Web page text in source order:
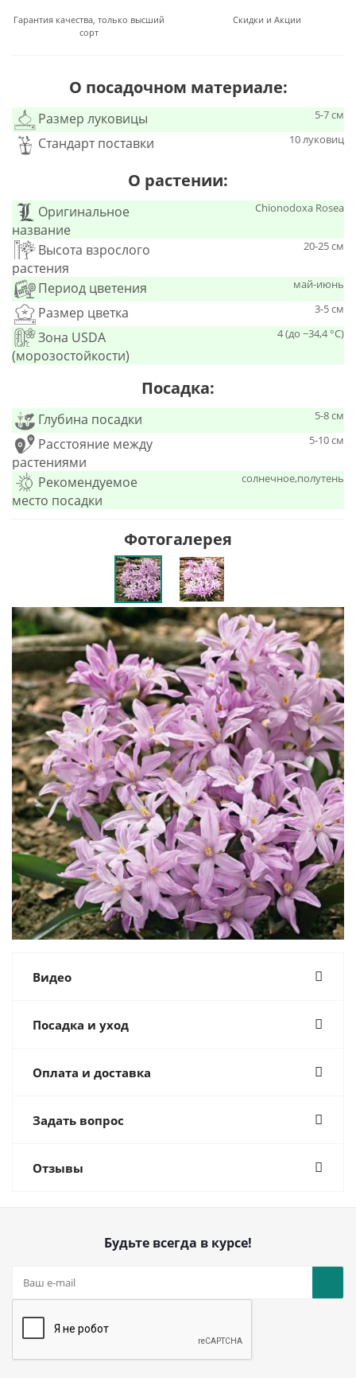
Гарантия качества, только высший
сорт
Скидки и Акции
О посадочном материале:
Размер луковицы 5-7 см
Стандарт поставки 10 луковиц
О растении:
Оригинальное
название
Chionodoxa Rosea
Высота взрослого
растения
20-25 см
Период цветения май-июнь
Размер цветка 3-5 см
Зона USDA
(морозостойкости)
4 (до −34,4 °C)
Посадка:
Глубина посадки 5-8 см
Расстояние между
растениями
5-10 см
Рекомендуемое
место посадки
солнечное,полутень
Фотогалерея
Видео
Посадка и уход
Оплата и доставка
Задать вопрос
Отзывы
Будьте всегда в курсе!